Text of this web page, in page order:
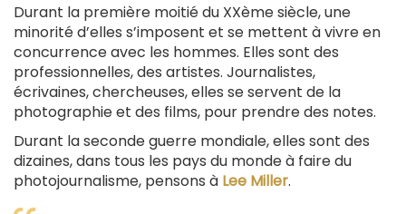
Durant la première moitié du XXème siècle, une
minorité d’elles s’imposent et se mettent à vivre en
concurrence avec les hommes. Elles sont des
professionnelles, des artistes. Journalistes,
écrivaines, chercheuses, elles se servent de la
photographie et des films, pour prendre des notes.
Durant la seconde guerre mondiale, elles sont des
dizaines, dans tous les pays du monde à faire du
photojournalisme, pensons à Lee Miller.